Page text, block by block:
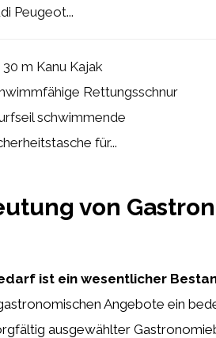
Peugeot...
30 m Kanu Kajak
Rettungsschnur
schwimmende
für...
von
ist ein wesentlicher
Angebote ein
ausgewählter